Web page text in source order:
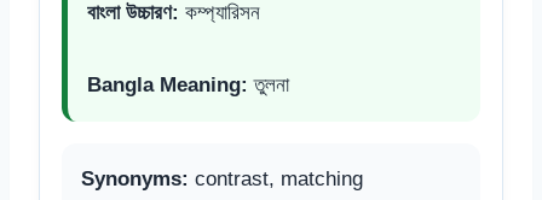
বাংলা উচ্চারণ: কম্প্যারিসন
Bangla Meaning: তুলনা
Synonyms: contrast, matching